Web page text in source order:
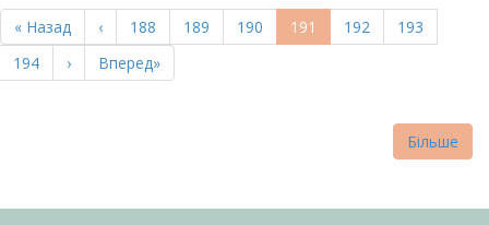
НА
СТОРІНКИ
Перша
сторінка
« Назад
Попередня
сторінка
‹ Page
188 Page
189 Page
190
Поточна
сторінка
191 Page
192 Page
193
Page
194
Наступна
сторінка
›
Остання
сторінка
Вперед»
Більше